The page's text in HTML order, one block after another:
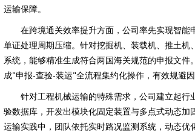
运输保障。
在跨境通关效率提升方面，公司率先实现智
单证处理周期压缩。针对挖掘机、装载机、推土
系统，能够精准生成符合两国海关规范的申报文
成"申报-查验-装运"全流程集约化操作，有效规避
针对工程机械运输的特殊需求，公司建立起
验数据库，开发出模块化固定装置与多点式动态
运输实践中，团队依托实时路况监测系统，动态